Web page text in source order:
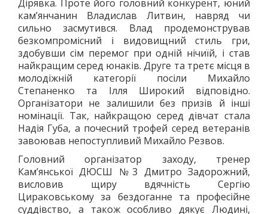
Дірявка. Проте його головний конкурент, юний
кам’янчанин Владислав Литвин, навряд чи
сильно засмутився. Влад продемонстрував
безкомпромісний і видовищний стиль гри,
здобувши сім перемог при одній нічиїй, і став
найкращим серед юнаків. Друге та третє місця в
молодіжній категорії посіли Михайло
Степаненко та Ілля Широкий відповідно.
Організатори не залишили без призів й інші
номінації. Так, найкращою серед дівчат стала
Надія Губа, а почесний трофей серед ветеранів
завоював непоступливий Михайло Резвов.
Головний організатор заходу, тренер
Кам’янської ДЮСШ №3 Дмитро Задорожний,
висловив щиру вдячність Сергію
Цираковському за бездоганне та професійне
суддівство, а також особливо дякує Людині,